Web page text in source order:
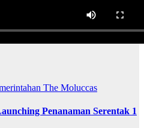
The Moluccas
Penanaman Serentak 1